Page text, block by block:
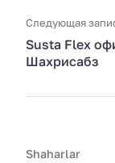
Следующая
Susta Flex
Шахрисабз
Shaharlar